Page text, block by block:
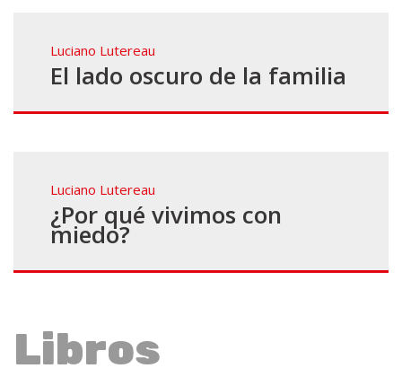
Luciano Lutereau
El lado oscuro de la familia
Luciano Lutereau
¿Por qué vivimos con
miedo?
Libros